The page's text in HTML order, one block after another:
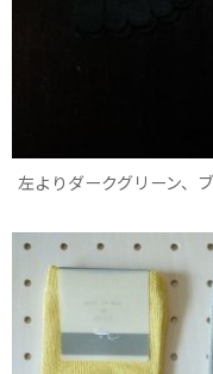
左よりダークグリーン、